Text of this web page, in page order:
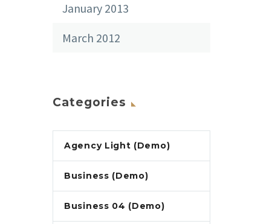
January 2013
March 2012
Categories
Agency Light (Demo)
Business (Demo)
Business 04 (Demo)